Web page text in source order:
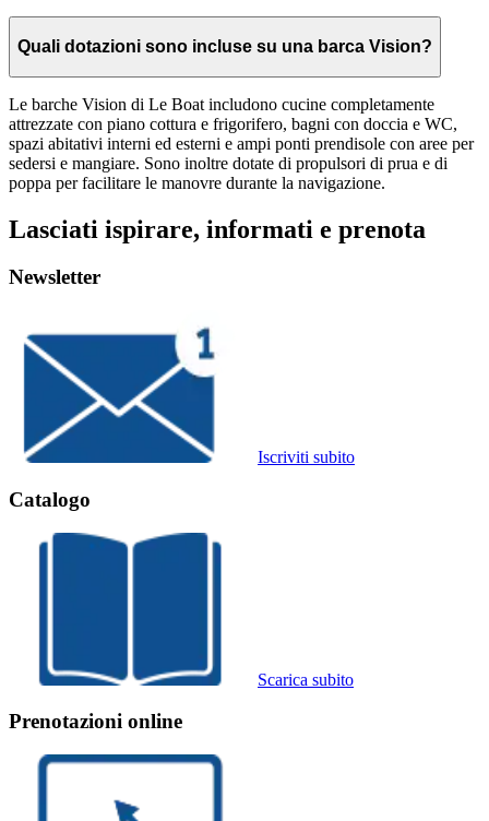
Quali dotazioni sono incluse su una barca Vision?
Le barche Vision di Le Boat includono cucine completamente
attrezzate con piano cottura e frigorifero, bagni con doccia e WC,
spazi abitativi interni ed esterni e ampi ponti prendisole con aree per
sedersi e mangiare. Sono inoltre dotate di propulsori di prua e di
poppa per facilitare le manovre durante la navigazione.
Lasciati ispirare, informati e prenota
Newsletter
Iscriviti subito
Catalogo
Scarica subito
Prenotazioni online